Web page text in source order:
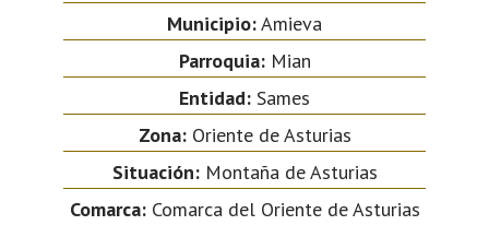
Municipio:Amieva
Parroquia:Mian
Entidad: Sames
Zona:Oriente de Asturias
Situación:Montaña de Asturias
Comarca:Comarca del Oriente de Asturias